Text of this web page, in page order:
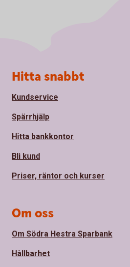
Sidfot
Hitta snabbt
Kundservice
Spärrhjälp
Hitta bankkontor
Bli kund
Priser, räntor och kurser
Om oss
Om Södra Hestra Sparbank
Hållbarhet